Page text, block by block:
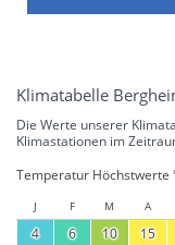
Klimatabelle
Die Werte unserer
Klimastationen im
Temperatur Höchstwerte
J F M A
4 6 10 15